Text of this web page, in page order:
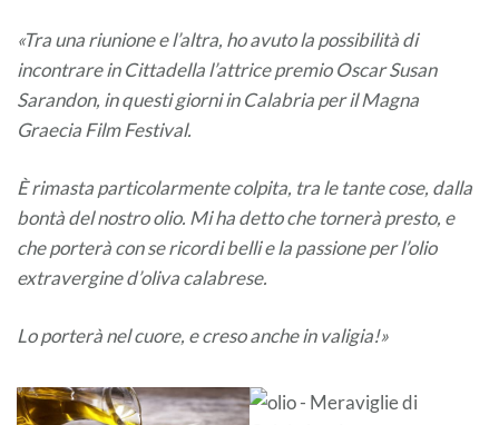
«Tra una riunione e l’altra, ho avuto la possibilità di
incontrare in Cittadella l’attrice premio Oscar Susan
Sarandon, in questi giorni in Calabria per il Magna
Graecia Film Festival.
È rimasta particolarmente colpita, tra le tante cose, dalla
bontà del nostro olio. Mi ha detto che tornerà presto, e
che porterà con se ricordi belli e la passione per l’olio
extravergine d’oliva calabrese.
Lo porterà nel cuore, e creso anche in valigia!»